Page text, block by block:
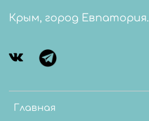
Главная
Крым, город Евпатория.